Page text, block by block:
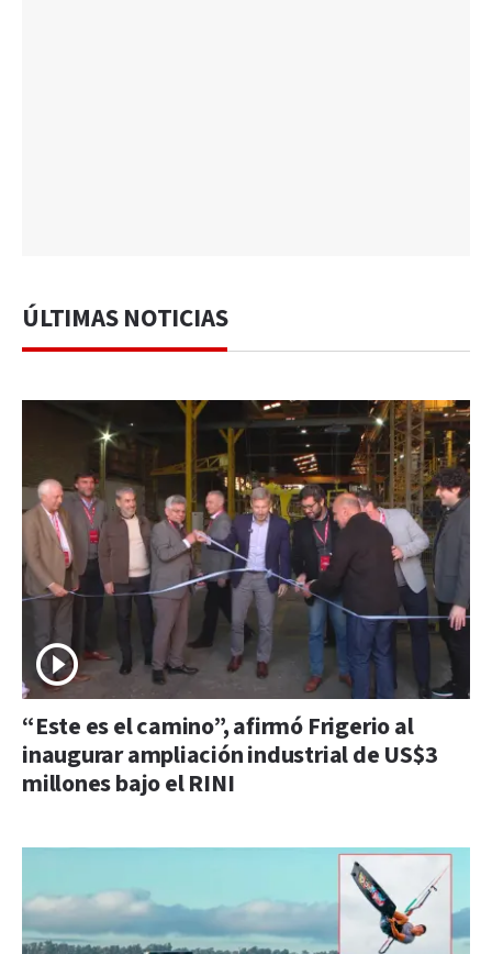
ÚLTIMAS NOTICIAS
“Este es el camino”, afirmó Frigerio al
inaugurar ampliación industrial de US$3
millones bajo el RINI